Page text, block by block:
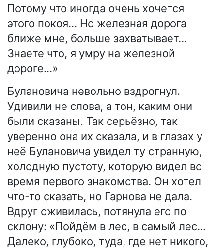
Потому что иногда очень хочется
этого покоя… Но железная дорога
ближе мне, больше захватывает…
Знаете что, я умру на железной
дороге…»
Булановича невольно вздрогнул.
Удивили не слова, а тон, каким они
были сказаны. Так серьёзно, так
уверенно она их сказала, и в глазах у
неё Булановича увидел ту странную,
холодную пустоту, которую видел во
время первого знакомства. Он хотел
что-то сказать, но Гарнова не дала.
Вдруг оживилась, потянула его по
склону: «Пойдём в лес, в самый лес…
Далеко, глубоко, туда, где нет никого,